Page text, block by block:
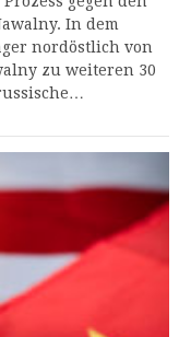
In dem
nordöstlich von
zu weiteren 30